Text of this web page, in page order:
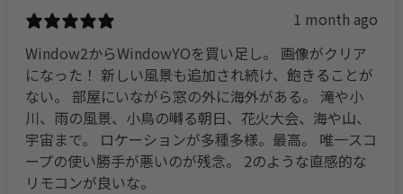
1 month ago
Window2からWindowYOを買い足し。 画像がクリア
になった！ 新しい風景も追加され続け、飽きることが
ない。 部屋にいながら窓の外に海外がある。 滝や小
川、雨の風景、小鳥の囀る朝日、花火大会、海や山、
宇宙まで。 ロケーションが多種多様。最高。 唯一スコ
ープの使い勝手が悪いのが残念。 2のような直感的な
リモコンが良いな。